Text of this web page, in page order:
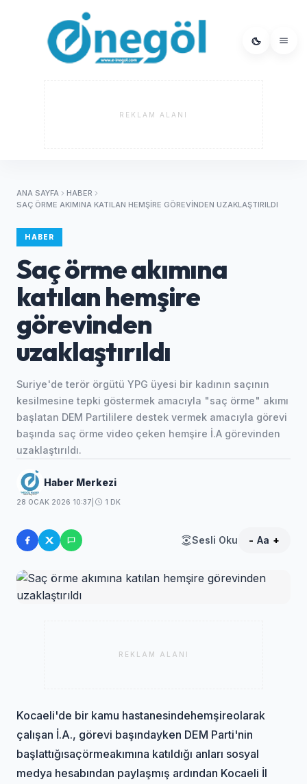
REKLAM ALANI
ANA SAYFA
HABER
SAÇ ÖRME AKIMINA KATILAN HEMŞIRE GÖREVINDEN UZAKLAŞTIRILDI
HABER
Saç örme akımına
katılan hemşire
görevinden
uzaklaştırıldı
Suriye'de terör örgütü YPG üyesi bir kadının saçının
kesilmesine tepki göstermek amacıyla "saç örme" akımı
başlatan DEM Partililere destek vermek amacıyla görevi
başında saç örme video çeken hemşire İ.A görevinden
uzaklaştırıldı.
Haber Merkezi
28 OCAK 2026 10:37 1 DK
Sesli Oku - Aa +
REKLAM ALANI
Kocaeli'de bir kamu hastanesindehemşireolarak
çalışan İ.A., görevi başındayken DEM Parti'nin
başlattığısaçörmeakımına katıldığı anları sosyal
medya hesabından paylaşmış ardından Kocaeli İl